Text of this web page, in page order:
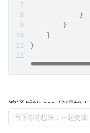
            }
        }
    }
}
编译后的 css 代码如下
写下你的想法，一起交流